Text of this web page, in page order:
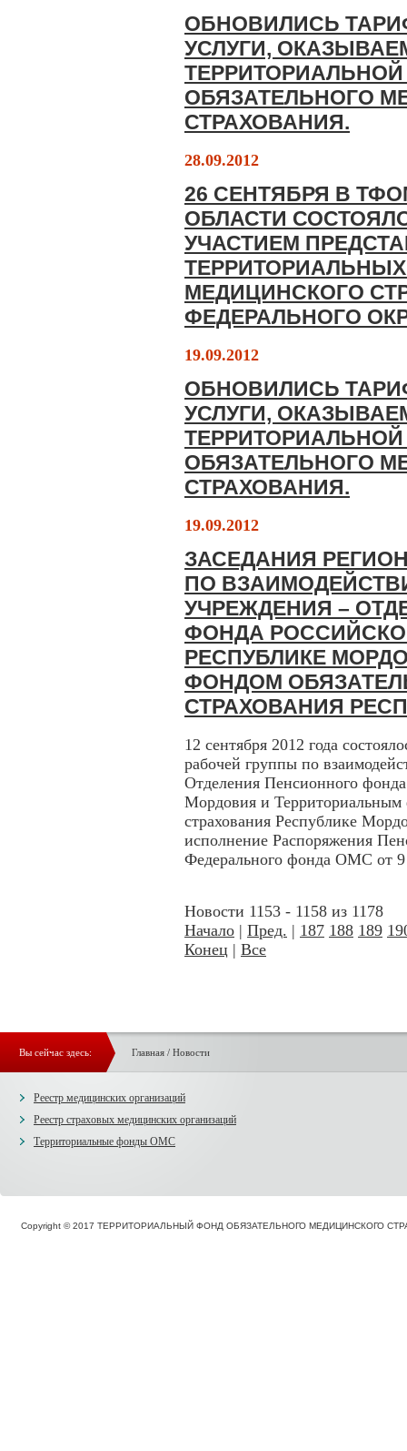
ОБНОВИЛИСЬ
УСЛУГИ,
ОБЯЗАТЕЛЬНОГО
СТРАХОВАНИЯ.
28.09.2012
26 СЕНТЯБРЯ В
ОБЛАСТИ
УЧАСТИЕМ
МЕДИЦИНСКОГО
ФЕДЕРАЛЬНОГО
19.09.2012
ОБНОВИЛИСЬ
УСЛУГИ,
ОБЯЗАТЕЛЬНОГО
СТРАХОВАНИЯ.
19.09.2012
ЗАСЕДАНИЯ
ПО
УЧРЕЖДЕНИЯ –
ФОНДА
РЕСПУБЛИКЕ
ФОНДОМ
СТРАХОВАНИЯ
12 сентября 2012 года
рабочей группы по
Отделения Пенсионного
Мордовия и Территориальным
страхования Республике
исполнение Распоряжения
Федерального фонда ОМС от 9
Новости 1153 - 1158 из 1178
Начало | Пред. | 187 188 189
Конец | Все
Вы сейчас здесь: Главная/ Новости
Реестр медицинских организаций
Реестр страховых медицинских организаций
Территориальные фонды ОМС
Copyright © 2017 ТЕРРИТОРИАЛЬНЫЙ ФОНД ОБЯЗАТЕЛЬНОГО МЕДИЦИНСКОГО